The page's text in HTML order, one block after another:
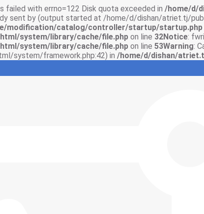
with errno=122 Disk quota exceeded in /home/d/
sent by (output started at /home/d/dishan/atriet.tj/
modification/catalog/controller/startup/startup.php
system/library/cache/file.php on line 32Notice:
system/library/cache/file.php on line 53Warning:
system/framework.php:42) in /home/d/dishan/